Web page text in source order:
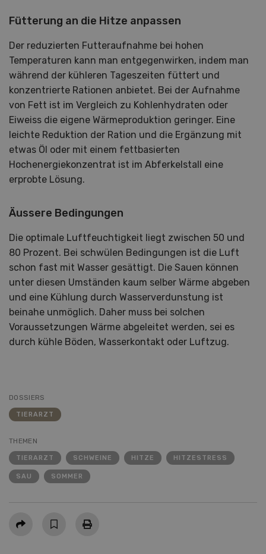
Fütterung an die Hitze anpassen
Der reduzierten Futteraufnahme bei hohen
Temperaturen kann man entgegenwirken, indem man
während der kühleren Tageszeiten füttert und
konzentrierte Rationen anbietet. Bei der Aufnahme
von Fett ist im Vergleich zu Kohlenhydraten oder
Eiweiss die eigene Wärmeproduktion geringer. Eine
leichte Reduktion der Ration und die Ergänzung mit
etwas Öl oder mit einem fettbasierten
Hochenergiekonzentrat ist im Abferkelstall eine
erprobte Lösung.
Äussere Bedingungen
Die optimale Luftfeuchtigkeit liegt zwischen 50 und
80 Prozent. Bei schwülen Bedingungen ist die Luft
schon fast mit Wasser gesättigt. Die Sauen können
unter diesen Umständen kaum selber Wärme abgeben
und eine Kühlung durch Wasserverdunstung ist
beinahe unmöglich. Daher muss bei solchen
Voraussetzungen Wärme abgeleitet werden, sei es
durch kühle Böden, Wasserkontakt oder Luftzug.
DOSSIERS
TIERARZT
THEMEN
TIERARZT SCHWEINE HITZE HITZESTRESS
SAU SOMMER
Teilen